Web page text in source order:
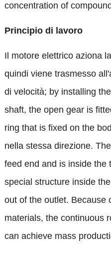
concentration of
Principio di lavoro
Il motore elettrico aziona
quindi viene trasmesso
di velocità; by installing
shaft, the open gear is
ring that is fixed on the
nella stessa direzione.
feed end and is inside the
special structure inside
out of the outlet. Because
materials, the continuous
can achieve mass